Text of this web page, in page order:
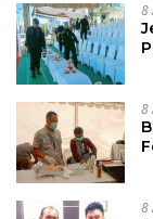
8
8
8